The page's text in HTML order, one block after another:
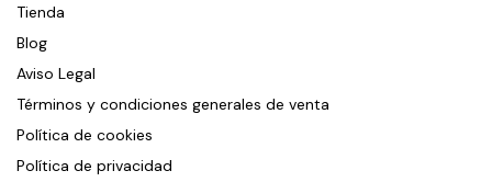
Tienda
Blog
Aviso Legal
Términos y condiciones generales de venta
Política de cookies
Política de privacidad